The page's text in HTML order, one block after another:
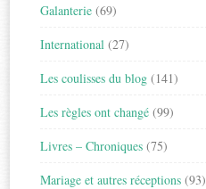
Galanterie (69)
International (27)
Les coulisses du blog (141)
Les règles ont changé (99)
Livres – Chroniques (75)
Mariage et autres réceptions (93)